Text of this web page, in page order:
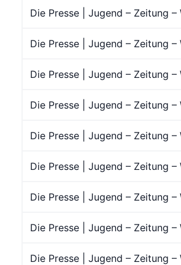
Die Presse | Jugend – Zeitung
Die Presse | Jugend – Zeitung
Die Presse | Jugend – Zeitung
Die Presse | Jugend – Zeitung
Die Presse | Jugend – Zeitung
Die Presse | Jugend – Zeitung
Die Presse | Jugend – Zeitung
Die Presse | Jugend – Zeitung
Die Presse | Jugend – Zeitung